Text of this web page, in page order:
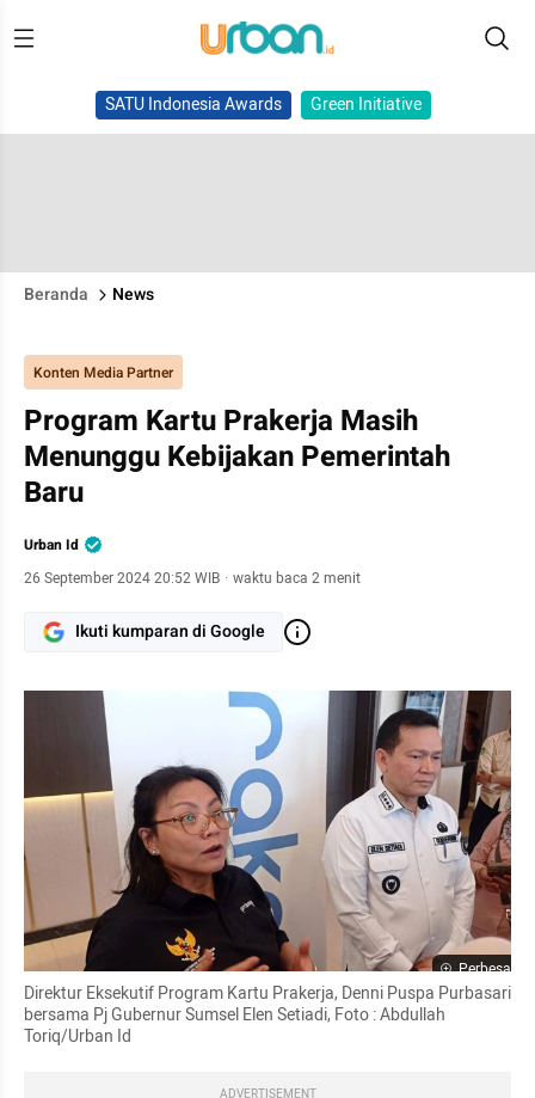
SATU Indonesia Awards Green Initiative
Beranda News
Konten Media Partner
Program Kartu Prakerja Masih
Menunggu Kebijakan Pemerintah
Baru
Urban Id
26 September 2024 20:52 WIB · waktu baca 2 menit
Ikuti kumparan di Google
Perbesar
Direktur Eksekutif Program Kartu Prakerja, Denni Puspa Purbasari
bersama Pj Gubernur Sumsel Elen Setiadi, Foto : Abdullah
Toriq/Urban Id
ADVERTISEMENT